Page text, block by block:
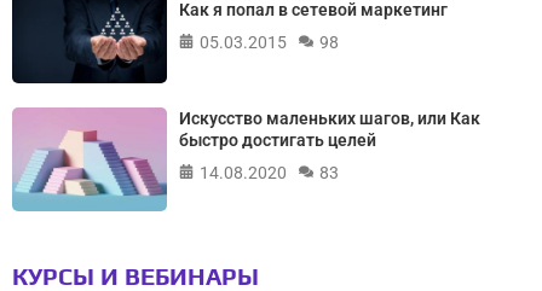
Как я попал в сетевой маркетинг
05.03.2015
98
Искусство маленьких шагов, или Как
быстро достигать целей
14.08.2020
83
КУРСЫ И ВЕБИНАРЫ